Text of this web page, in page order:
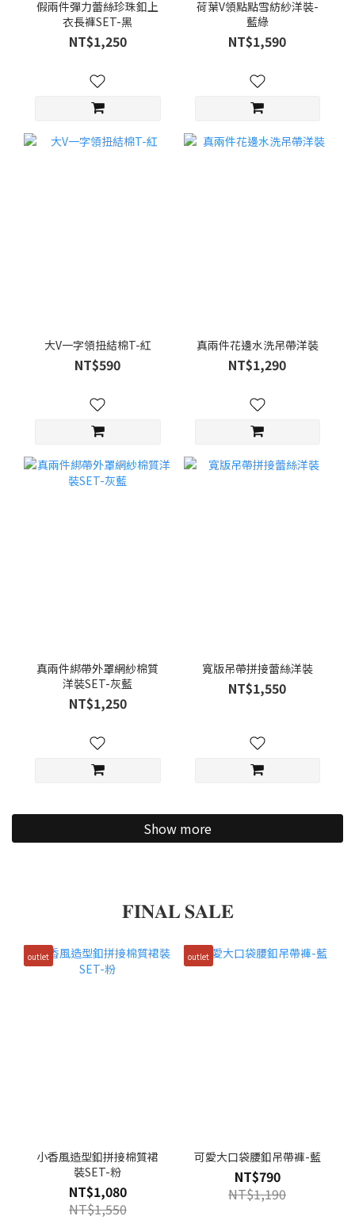
假兩件彈力蕾絲珍珠釦上
衣長褲SET-黑
NT$1,250
荷葉V領點點雪紡紗洋裝-
藍綠
NT$1,590
大V一字領扭結棉T-紅
NT$590
真兩件花邊水洗吊帶洋裝
NT$1,290
真兩件綁帶外罩網紗棉質
洋裝SET-灰藍
NT$1,250
寬版吊帶拼接蕾絲洋裝
NT$1,550
Show more
𝐅𝐈𝐍𝐀𝐋 𝐒𝐀𝐋𝐄
outlet
小香風造型釦拼接棉質裙
裝SET-粉
NT$1,080
NT$1,550
outlet
可愛大口袋腰釦吊帶褲-藍
NT$790
NT$1,190